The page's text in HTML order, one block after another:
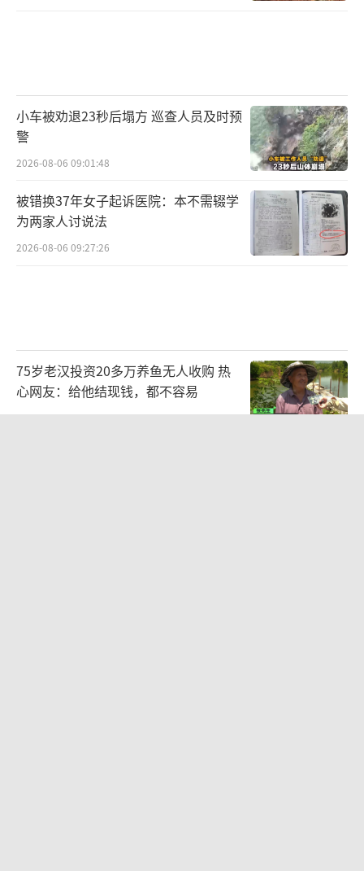
小车被劝退23秒后塌方 巡查人员及时预
警
2026-08-06 09:01:48
被错换37年女子起诉医院：本不需辍学
为两家人讨说法
2026-08-06 09:27:26
75岁老汉投资20多万养鱼无人收购 热
心网友：给他结现钱，都不容易
2026-08-06 16:44:32